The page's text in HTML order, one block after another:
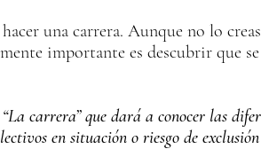
una carrera. Aunque no lo
importante es descubrir que
carrera” que dará a conocer las
en situación o riesgo de